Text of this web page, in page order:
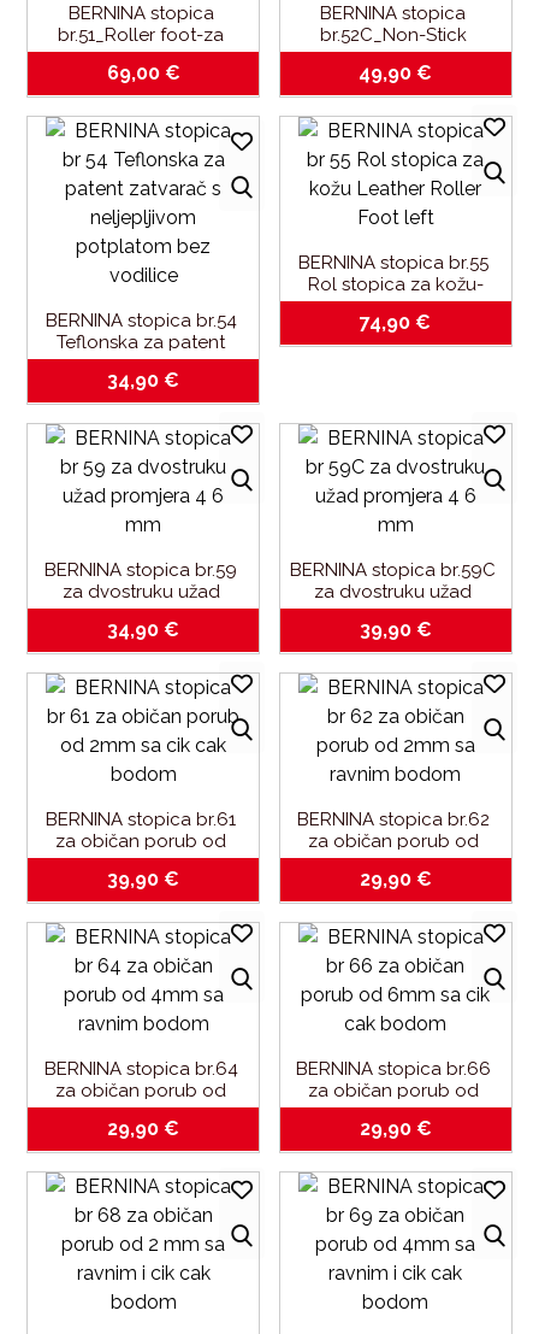
BERNINA stopica
br.51_Roller foot-za
šivanje materijala koji se
lijepe
69,00 €
BERNINA stopica
br.52C_Non-Stick
ZigZag Foot with sliding
sole 9mm
49,90 €
BERNINA stopica br.54
Teflonska za patent
zatvarač s neljepljivom
potplatom-bez vodilice
34,90 €
BERNINA stopica br.55
Rol stopica za kožu-
Leather Roller Foot left
74,90 €
BERNINA stopica br.59
za dvostruku užad
promjera 4-6 mm
34,90 €
BERNINA stopica br.59C
za dvostruku užad
promjera 4-6 mm
39,90 €
BERNINA stopica br.61
za običan porub od
2mm sa cik-cak bodom
39,90 €
BERNINA stopica br.62
za običan porub od
2mm sa ravnim bodom
29,90 €
BERNINA stopica br.64
za običan porub od
4mm sa ravnim bodom
29,90 €
BERNINA stopica br.66
za običan porub od
6mm sa cik-cak bodom
29,90 €